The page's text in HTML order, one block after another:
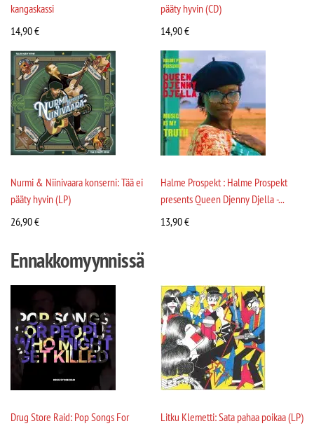
kangaskassi
14,90€
pääty hyvin (CD)
14,90€
Nurmi & Niinivaara konserni: Tää ei
pääty hyvin (LP)
26,90€
Halme Prospekt : Halme Prospekt
presents Queen Djenny Djella -...
13,90€
Ennakkomyynnissä
Drug Store Raid: Pop Songs For
Litku Klemetti: Sata pahaa poikaa (LP)